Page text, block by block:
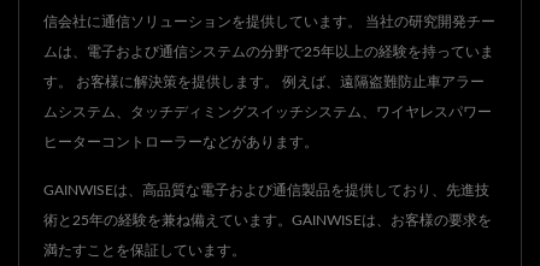
信会社に通信ソリューションを提供しています。 当社の研究開発チー
ムは、電子および通信システムの分野で25年以上の経験を持っていま
す。 お客様に解決策を提供します。 例えば、遠隔盗難防止車アラー
ムシステム、タッチディミングスイッチシステム、ワイヤレスパワー
ヒーターコントローラーなどがあります。
GAINWISEは、高品質な電子および通信製品を提供しており、先進技
術と25年の経験を兼ね備えています。GAINWISEは、お客様の要求を
満たすことを保証しています。